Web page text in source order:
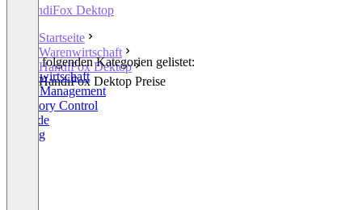
HandiFox Dektop
Startseite
Warenwirtschaft
HandiFox Dektop
HandiFox Dektop Preise
In den folgenden Kategorien gelistet:
Warenwirtschaft
Order Management
Inventory Control
Barcode
Picking